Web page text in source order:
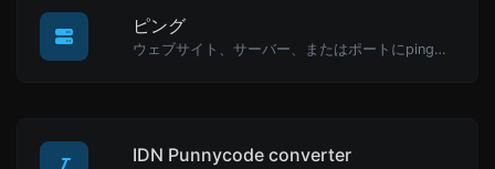
ピング
ウェブサイト、サーバー、またはポートにpingを送信します。
IDN Punnycode converter